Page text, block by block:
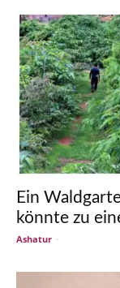
Ein
könnte zu
Ashatur -